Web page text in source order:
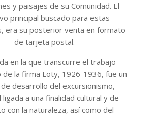
y paisajes de su Comunidad. El
principal buscado para estas
era su posterior venta en formato
de tarjeta postal.
en la que transcurre el trabajo
la firma Loty, 1926-1936, fue un
desarrollo del excursionismo,
ligada a una finalidad cultural y de
con la naturaleza, así como del